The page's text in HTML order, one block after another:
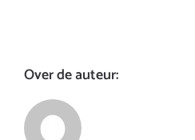
Over de auteur: